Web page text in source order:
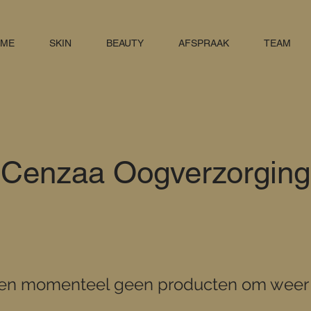
SKIN BEAUTY AFSPRAAK TEAM
Cenzaa Oogverzorging
momenteel geen producten om